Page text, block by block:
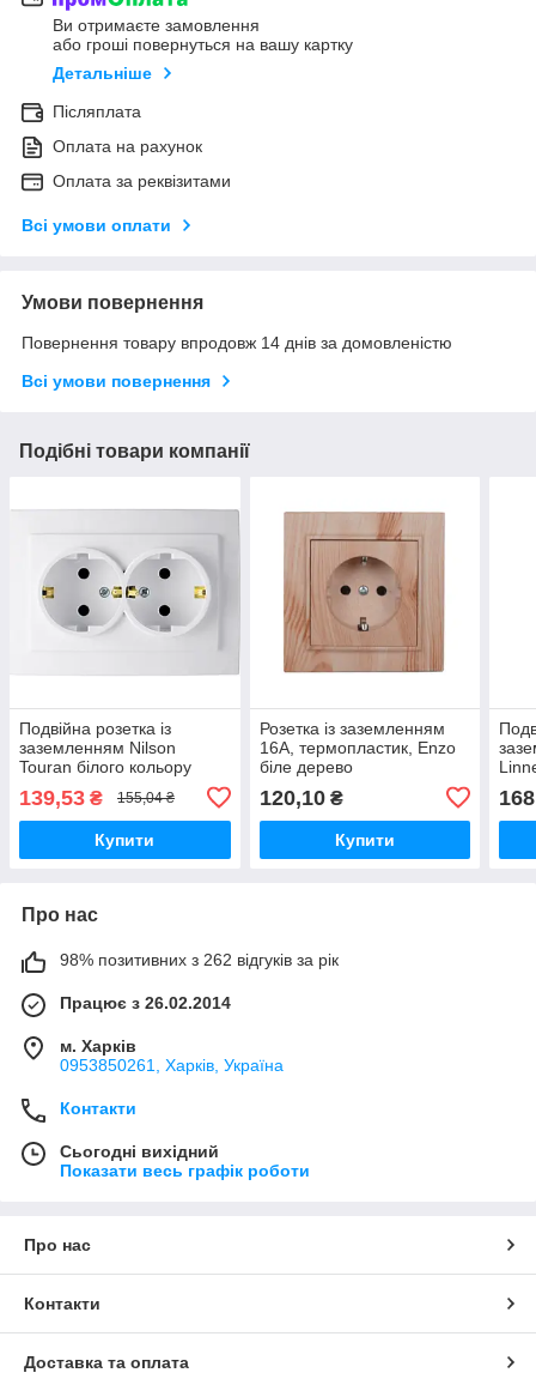
Ви отримаєте замовлення
або гроші повернуться на вашу картку
Детальніше
Післяплата
Оплата на рахунок
Оплата за реквізитами
Всі умови оплати
Умови повернення
Повернення товару впродовж 14 днів за домовленістю
Всі умови повернення
Подібні товари компанії
Подвійна розетка із
заземленням Nilson
Touran білого кольору
139,53 ₴ 155,04 ₴
Купити
Розетка із заземленням
16А, термопластик, Enzo
біле дерево
120,10₴
Купити
Про нас
98% позитивних з 262 відгуків за рік
Працює з 26.02.2014
м. Харків
0953850261, Харків, Україна
Контакти
Сьогодні вихідний
Показати весь графік роботи
Про нас
Контакти
Доставка та оплата